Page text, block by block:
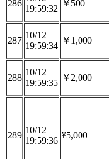
286
19:59:32
￥500
287
10/12
19:59:34
￥1,000
288
10/12
19:59:35
￥2,000
289
10/12
19:59:36
¥5,000